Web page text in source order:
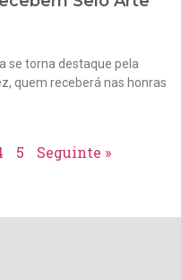
se torna destaque pela
quem receberá nas honras
5 Seguinte »